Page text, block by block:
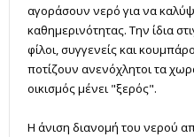
αγοράσουν νερό για να
καθημερινότητας. Την ίδια
φίλοι, συγγενείς και
ποτίζουν ανενόχλητοι τα
οικισμός μένει "ξερός".
Η άνιση διανομή του νερού